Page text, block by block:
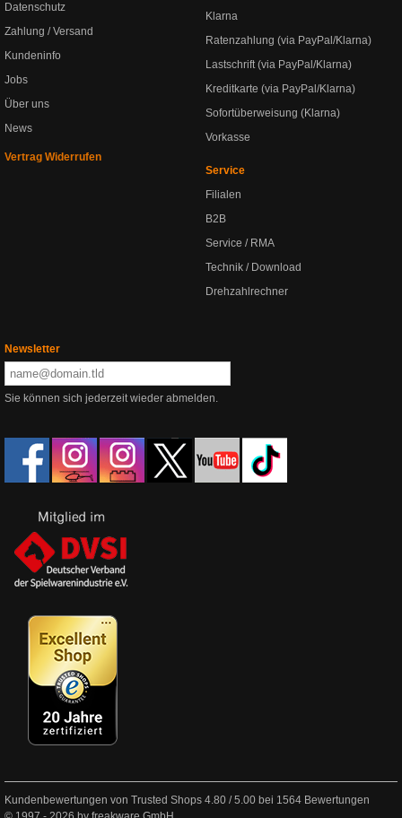
Datenschutz
Zahlung / Versand
Kundeninfo
Jobs
Über uns
News
Vertrag Widerrufen
Klarna
Ratenzahlung (via PayPal/Klarna)
Lastschrift (via PayPal/Klarna)
Kreditkarte (via PayPal/Klarna)
Sofortüberweisung (Klarna)
Vorkasse
Service
Filialen
B2B
Service / RMA
Technik / Download
Drehzahlrechner
Newsletter
Sie können sich jederzeit wieder abmelden.
Kundenbewertungen von Trusted Shops 4.80 /5.00 bei 1564 Bewertungen